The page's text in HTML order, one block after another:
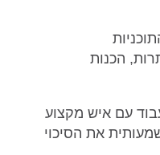
הכנות
עם איש מקצוע
את הסיכוי